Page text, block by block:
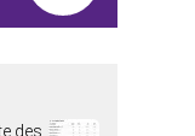
des